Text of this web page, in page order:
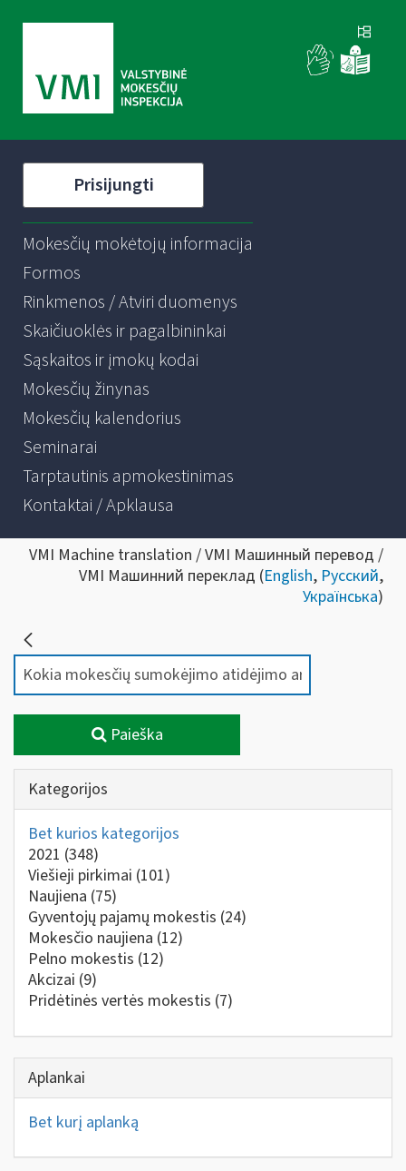
Prisijungti
Mokesčių mokėtojų informacija
Formos
Rinkmenos / Atviri duomenys
Skaičiuoklės ir pagalbininkai
Sąskaitos ir įmokų kodai
Mokesčių žinynas
Mokesčių kalendorius
Seminarai
Tarptautinis apmokestinimas
Kontaktai / Apklausa
VMI Machine translation / VMI Машинный перевод /
VMI Машинний переклад (English, Русский,
Українська)
Paieška
Kategorijos
Bet kurios kategorijos
2021 (348)
Viešieji pirkimai (101)
Naujiena (75)
Gyventojų pajamų mokestis (24)
Mokesčio naujiena (12)
Pelno mokestis (12)
Akcizai (9)
Pridėtinės vertės mokestis (7)
Aplankai
Bet kurį aplanką